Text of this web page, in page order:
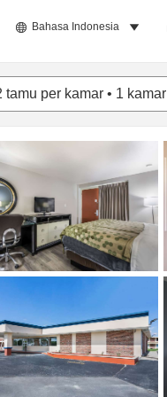
Bahasa Indonesia
tamu per kamar • 1 kamar